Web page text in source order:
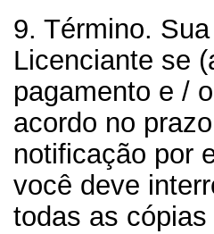
9. Término.
Licenciante se
pagamento e /
acordo no
notificação por
você deve
todas as